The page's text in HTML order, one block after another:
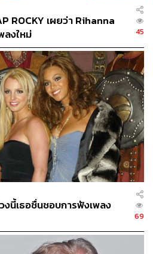
ROCKY เผยว่า Rihanna
ลงใหม่
45
นี้เธอชื่นชอบการฟังเพลง
69